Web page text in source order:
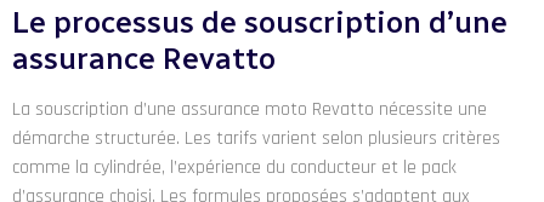
Le processus de souscription d’une
assurance Revatto
La souscription d’une assurance moto Revatto nécessite une
démarche structurée. Les tarifs varient selon plusieurs critères
comme la cylindrée, l’expérience du conducteur et le pack
d’assurance choisi. Les formules proposées s’adaptent aux